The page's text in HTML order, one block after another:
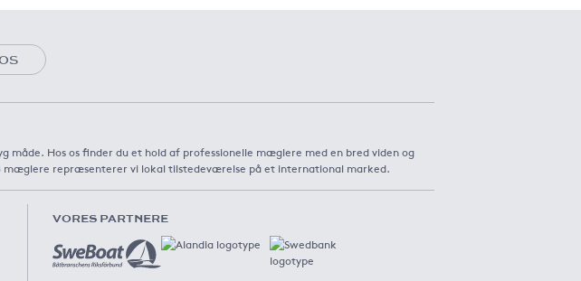
måde. Hos os finder du et hold af professionelle mæglere med en bred viden og
mæglere repræsenterer vi lokal tilstedeværelse på et international marked.
VORES PARTNERE